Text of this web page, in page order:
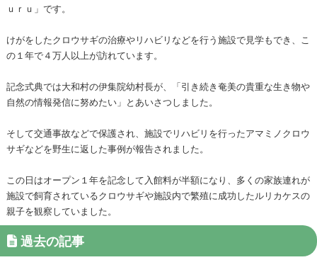
ｕｒｕ」です。
けがをしたクロウサギの治療やリハビリなどを行う施設で見学もでき、こ
の１年で４万人以上が訪れています。
記念式典では大和村の伊集院幼村長が、「引き続き奄美の貴重な生き物や
自然の情報発信に努めたい」とあいさつしました。
そして交通事故などで保護され、施設でリハビリを行ったアマミノクロウ
サギなどを野生に返した事例が報告されました。
この日はオープン１年を記念して入館料が半額になり、多くの家族連れが
施設で飼育されているクロウサギや施設内で繁殖に成功したルリカケスの
親子を観察していました。
過去の記事